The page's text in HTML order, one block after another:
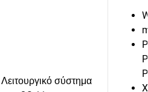
Λειτουργικό σύστημα